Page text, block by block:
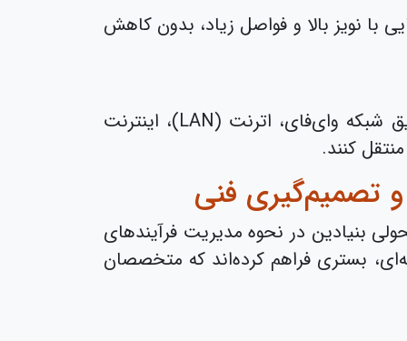
دریافت و در محیط‌هایی با نویز بالا و فواصل زیاد، بدون کاهش
این ماژول‌ها می‌توانند بدون نیاز به سیم‌کشی گسترده، داده‌های سنسورهای ولتاژی را از طریق شبکه وای‌فای، اترنت (LAN)، اینترنت
و تصمیم‌گیری فنی
و ماژول‌های ورودی آنالوگ ولتاژ 0 تا 10 ولت صنعتی، تحولی بنیادین در نحوه مدیریت فرآیندهای
بستری فراهم ‌کرده‌اند که متخصصان